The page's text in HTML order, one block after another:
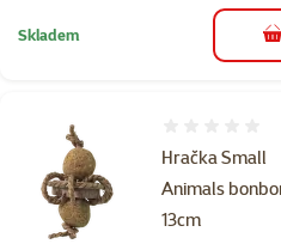
Skladem
Hračka Small
Animals
13cm